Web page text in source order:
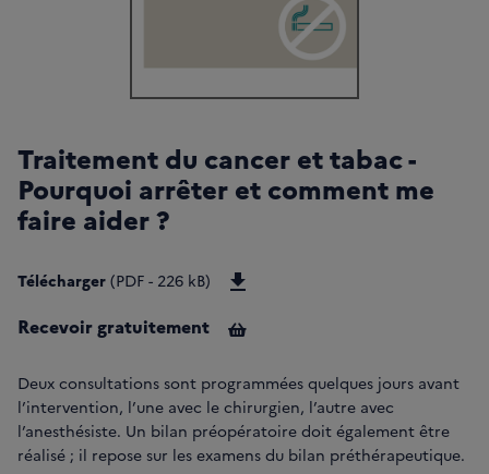
Traitement du cancer et tabac -
Pourquoi arrêter et comment me
faire aider ?
Télécharger (PDF - 226 kB)
Recevoir gratuitement
Deux consultations sont programmées quelques jours avant
l’intervention, l’une avec le chirurgien, l’autre avec
l’anesthésiste. Un bilan préopératoire doit également être
réalisé ; il repose sur les examens du bilan préthérapeutique.